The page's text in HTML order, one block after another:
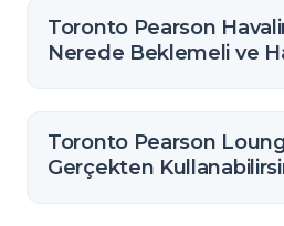
Toronto Pearson
Nerede Beklemeli ve
Toronto Pearson
Gerçekten